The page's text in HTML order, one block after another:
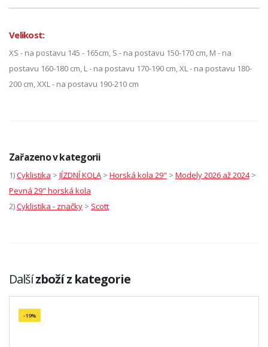
Velikost:
XS - na postavu 145 - 165cm, S - na postavu 150-170 cm, M - na
postavu 160-180 cm, L - na postavu 170-190 cm, XL - na postavu 180-
200 cm, XXL - na postavu 190-210 cm
Zařazeno v kategorii
1)Cyklistika > JÍZDNÍ KOLA > Horská kola 29" > Modely 2026 až 2024 >
Pevná 29" horská kola
2)Cyklistika - značky > Scott
Dalšízboží z kategorie
-19%